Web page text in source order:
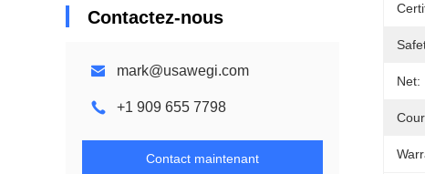
Contactez-nous
mark@usawegi.com
+1 909 655 7798
Contact maintenant
Net: